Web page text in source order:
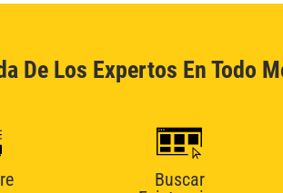
De Los Expertos En Todo
Buscar